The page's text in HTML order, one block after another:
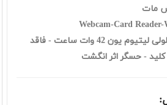
باتری 3 سلولی لیتیوم یون 42 وات ساعت - فاقد
- حسگر اثر انگشت